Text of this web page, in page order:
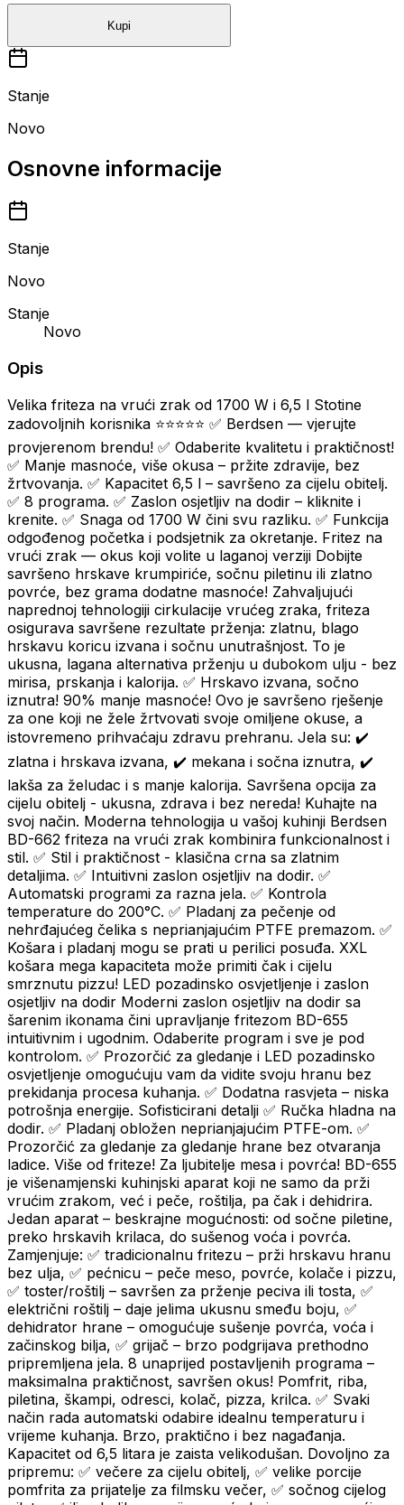
Kupi
Stanje
Novo
Osnovne informacije
Stanje
Novo
Stanje
Novo
Opis
Velika friteza na vrući zrak od 1700 W i 6,5 l Stotine
zadovoljnih korisnika ⭐⭐⭐⭐⭐ ✅ Berdsen — vjerujte
provjerenom brendu! ✅ Odaberite kvalitetu i praktičnost!
✅ Manje masnoće, više okusa – pržite zdravije, bez
žrtvovanja. ✅ Kapacitet 6,5 l – savršeno za cijelu obitelj.
✅ 8 programa. ✅ Zaslon osjetljiv na dodir – kliknite i
krenite. ✅ Snaga od 1700 W čini svu razliku. ✅ Funkcija
odgođenog početka i podsjetnik za okretanje. Fritez na
vrući zrak — okus koji volite u laganoj verziji Dobijte
savršeno hrskave krumpiriće, sočnu piletinu ili zlatno
povrće, bez grama dodatne masnoće! Zahvaljujući
naprednoj tehnologiji cirkulacije vrućeg zraka, friteza
osigurava savršene rezultate prženja: zlatnu, blago
hrskavu koricu izvana i sočnu unutrašnjost. To je
ukusna, lagana alternativa prženju u dubokom ulju - bez
mirisa, prskanja i kalorija. ✅ Hrskavo izvana, sočno
iznutra! 90% manje masnoće! Ovo je savršeno rješenje
za one koji ne žele žrtvovati svoje omiljene okuse, a
istovremeno prihvaćaju zdravu prehranu. Jela su: ✔️
zlatna i hrskava izvana, ✔️ mekana i sočna iznutra, ✔️
lakša za želudac i s manje kalorija. Savršena opcija za
cijelu obitelj - ukusna, zdrava i bez nereda! Kuhajte na
svoj način. Moderna tehnologija u vašoj kuhinji Berdsen
BD-662 friteza na vrući zrak kombinira funkcionalnost i
stil. ✅ Stil i praktičnost - klasična crna sa zlatnim
detaljima. ✅ Intuitivni zaslon osjetljiv na dodir. ✅
Automatski programi za razna jela. ✅ Kontrola
temperature do 200°C. ✅ Pladanj za pečenje od
nehrđajućeg čelika s neprianjajućim PTFE premazom. ✅
Košara i pladanj mogu se prati u perilici posuđa. XXL
košara mega kapaciteta može primiti čak i cijelu
smrznutu pizzu! LED pozadinsko osvjetljenje i zaslon
osjetljiv na dodir Moderni zaslon osjetljiv na dodir sa
šarenim ikonama čini upravljanje fritezom BD-655
intuitivnim i ugodnim. Odaberite program i sve je pod
kontrolom. ✅ Prozorčić za gledanje i LED pozadinsko
osvjetljenje omogućuju vam da vidite svoju hranu bez
prekidanja procesa kuhanja. ✅ Dodatna rasvjeta – niska
potrošnja energije. Sofisticirani detalji ✅ Ručka hladna na
dodir. ✅ Pladanj obložen neprianjajućim PTFE-om. ✅
Prozorčić za gledanje za gledanje hrane bez otvaranja
ladice. Više od friteze! Za ljubitelje mesa i povrća! BD-655
je višenamjenski kuhinjski aparat koji ne samo da prži
vrućim zrakom, već i peče, roštilja, pa čak i dehidrira.
Jedan aparat – beskrajne mogućnosti: od sočne piletine,
preko hrskavih krilaca, do sušenog voća i povrća.
Zamjenjuje: ✅ tradicionalnu fritezu – prži hrskavu hranu
bez ulja, ✅ pećnicu – peče meso, povrće, kolače i pizzu,
✅ toster/roštilj – savršen za prženje peciva ili tosta, ✅
električni roštilj – daje jelima ukusnu smeđu boju, ✅
dehidrator hrane – omogućuje sušenje povrća, voća i
začinskog bilja, ✅ grijač – brzo podgrijava prethodno
pripremljena jela. 8 unaprijed postavljenih programa –
maksimalna praktičnost, savršen okus! Pomfrit, riba,
piletina, škampi, odresci, kolač, pizza, krilca. ✅ Svaki
način rada automatski odabire idealnu temperaturu i
vrijeme kuhanja. Brzo, praktično i bez nagađanja.
Kapacitet od 6,5 litara je zaista velikodušan. Dovoljno za
pripremu: ✅ večere za cijelu obitelj, ✅ velike porcije
pomfrita za prijatelje za filmsku večer, ✅ sočnog cijelog